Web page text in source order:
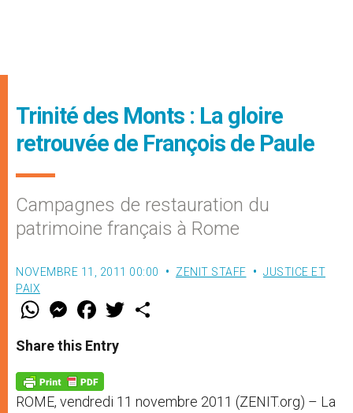
Trinité des Monts : La gloire
retrouvée de François de Paule
Campagnes de restauration du
patrimoine français à Rome
NOVEMBRE 11, 2011 00:00 ZENIT STAFF
JUSTICE ET
PAIX
W
t
s
p
p
M
e
s
e
g
e
r
F
a
e
b
o
k
w
Share this Entry
ROME, vendredi 11 novembre 2011 (ZENIT.org) – La